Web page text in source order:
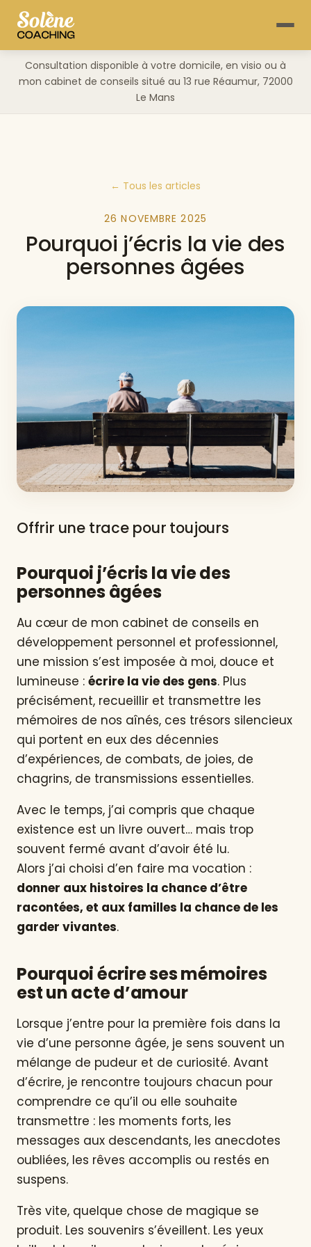
Consultation disponible à votre domicile, en visio ou à
mon cabinet de conseils situé au 13 rue Réaumur, 72000
Le Mans
← Tous les articles
26 NOVEMBRE 2025
Pourquoi j’écris la vie des
personnes âgées
Offrir une trace pour toujours
Pourquoi j’écris la vie des
personnes âgées
Au cœur de mon cabinet de conseils en
développement personnel et professionnel,
une mission s’est imposée à moi, douce et
lumineuse : écrire la vie des gens. Plus
précisément, recueillir et transmettre les
mémoires de nos aînés, ces trésors silencieux
qui portent en eux des décennies
d’expériences, de combats, de joies, de
chagrins, de transmissions essentielles.
Avec le temps, j’ai compris que chaque
existence est un livre ouvert… mais trop
souvent fermé avant d’avoir été lu.
Alors j’ai choisi d’en faire ma vocation :
donner aux histoires la chance d’être
racontées, et aux familles la chance de les
garder vivantes.
Pourquoi écrire ses mémoires
est un acte d’amour
Lorsque j’entre pour la première fois dans la
vie d’une personne âgée, je sens souvent un
mélange de pudeur et de curiosité. Avant
d’écrire, je rencontre toujours chacun pour
comprendre ce qu’il ou elle souhaite
transmettre : les moments forts, les
messages aux descendants, les anecdotes
oubliées, les rêves accomplis ou restés en
suspens.
Très vite, quelque chose de magique se
produit. Les souvenirs s’éveillent. Les yeux